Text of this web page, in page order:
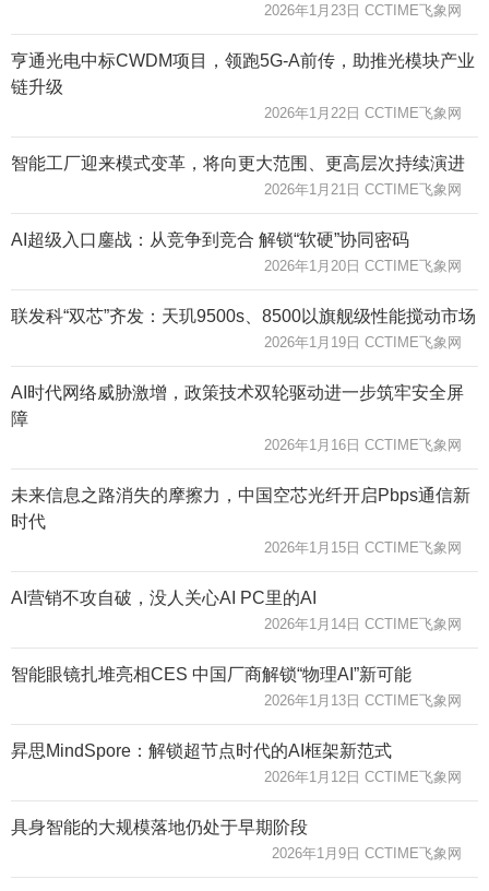
2026年1月23日 CCTIME飞象网
亨通光电中标CWDM项目，领跑5G-A前传，助推光模块产业
链升级
2026年1月22日 CCTIME飞象网
智能工厂迎来模式变革，将向更大范围、更高层次持续演进
2026年1月21日 CCTIME飞象网
AI超级入口鏖战：从竞争到竞合 解锁“软硬”协同密码
2026年1月20日 CCTIME飞象网
联发科“双芯”齐发：天玑9500s、8500以旗舰级性能搅动市场
2026年1月19日 CCTIME飞象网
AI时代网络威胁激增，政策技术双轮驱动进一步筑牢安全屏
障
2026年1月16日 CCTIME飞象网
未来信息之路消失的摩擦力，中国空芯光纤开启Pbps通信新
时代
2026年1月15日 CCTIME飞象网
AI营销不攻自破，没人关心AI PC里的AI
2026年1月14日 CCTIME飞象网
智能眼镜扎堆亮相CES 中国厂商解锁“物理AI”新可能
2026年1月13日 CCTIME飞象网
昇思MindSpore：解锁超节点时代的AI框架新范式
2026年1月12日 CCTIME飞象网
具身智能的大规模落地仍处于早期阶段
2026年1月9日 CCTIME飞象网